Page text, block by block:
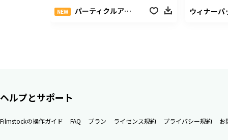
NEW パーティクルアワードイントロ ウィナーパ
ヘルプとサポート
Filmstockの操作ガイド FAQ プラン ライセンス規約 プライバシー規約 お